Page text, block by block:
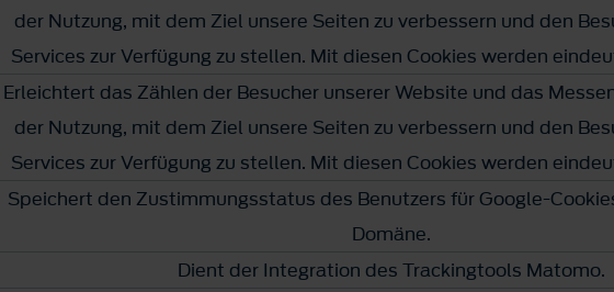
der Nutzung, mit dem Ziel unsere Seiten zu verbessern und den
Services zur Verfügung zu stellen. Mit diesen Cookies werden
Erleichtert das Zählen der Besucher unserer Website und das
der Nutzung, mit dem Ziel unsere Seiten zu verbessern und den
Services zur Verfügung zu stellen. Mit diesen Cookies werden
Speichert den Zustimmungsstatus des Benutzers für Google-
Domäne.
Dient der Integration des Trackingtools Matomo.